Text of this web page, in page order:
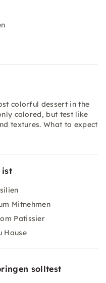
colorful dessert in the
colored, but test like
textures. What to expect
ist
Mitnehmen
Patissier
Hause
solltest